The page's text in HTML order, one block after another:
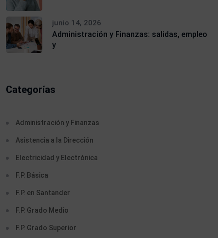
junio 14, 2026
Administración y Finanzas: salidas, empleo
y
Categorías
Administración y Finanzas
Asistencia a la Dirección
Electricidad y Electrónica
F.P. Básica
F.P. en Santander
F.P. Grado Medio
F.P. Grado Superior